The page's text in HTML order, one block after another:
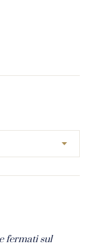
fermati sul